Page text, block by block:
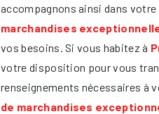
accompagnons ainsi dans
marchandises
vos besoins. Si vous habitez à
votre disposition pour vous
renseignements nécessaires à
de marchandises